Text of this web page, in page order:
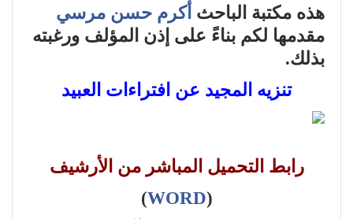
هذه مكتبة الباحث أكرم حسن مرسي
مقدمها لكم بناءً على إذن المؤلف ورغبته
بذلك.
تنزيه المجيد عن افتراءات العبيد
رابط التحميل المباشر من الأرشيف
(
WORD
)